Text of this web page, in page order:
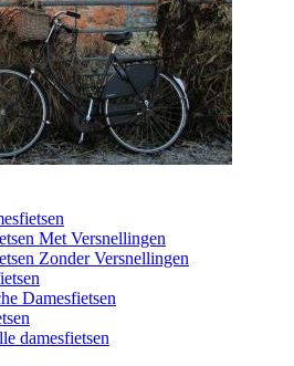
Met Versnellingen
Zonder Versnellingen
Damesfietsen
damesfietsen